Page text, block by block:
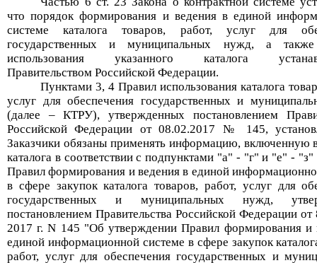
что порядок формирования и ведения в единой
системе каталога товаров, работ, услуг для
государственных и муниципальных нужд, а также
использования указанного каталога
Правительством Российской Федерации.
Пунктами 3, 4 Правил использования каталога
услуг для обеспечения государственных и
(далее – КТРУ), утвержденных постановлением
Российской Федерации от 08.02.2017 № 145,
Заказчики обязаны применять информацию, включенную
каталога в соответствии с подпунктами "а" - "г" и "е" - "з"
Правил формирования и ведения в единой
в сфере закупок каталога товаров, работ, услуг для
государственных и муниципальных нужд,
постановлением Правительства Российской Федерации от
2017 г. N 145 "Об утверждении Правил формирования и
единой информационной системе в сфере закупок
работ, услуг для обеспечения государственных и